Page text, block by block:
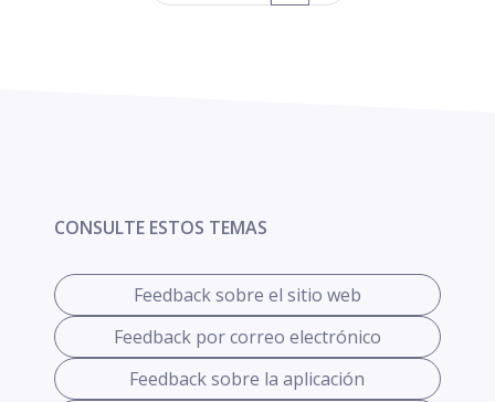
CONSULTE ESTOS TEMAS
Feedback sobre el sitio web
Feedback por correo electrónico
Feedback sobre la aplicación